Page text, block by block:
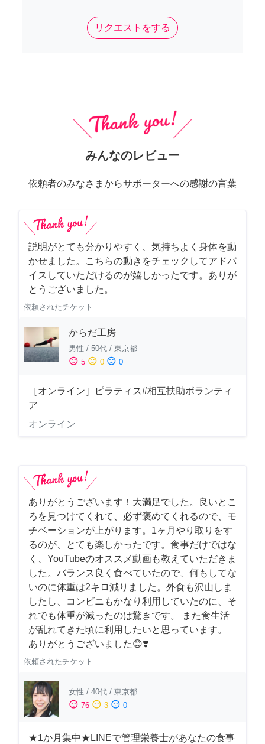
リクエストをする
みんなのレビュー
依頼者のみなさまからサポーターへの感謝の言葉
説明がとても分かりやすく、気持ちよく身体を動
かせました。こちらの動きをチェックしてアドバ
イスしていただけるのが嬉しかったです。ありが
とうございました。
依頼されたチケット
からだ工房
男性 / 50代 / 東京都
sentiment_satisfied 5 sentiment_neutral 0 sentiment_dissatisfied 0
［オンライン］ピラティス#相互扶助ボランティ
ア
オンライン
ありがとうございます！大満足でした。良いとこ
ろを見つけてくれて、必ず褒めてくれるので、モ
チベーションが上がります。1ヶ月やり取りをす
るのが、とても楽しかったです。食事だけではな
く、YouTubeのオススメ動画も教えていただきま
した。バランス良く食べていたので、何もしてな
いのに体重は2キロ減りました。外食も沢山しま
したし、コンビニもかなり利用していたのに、そ
れでも体重が減ったのは驚きです。 また食生活
が乱れてきた頃に利用したいと思っています。
ありがとうございました😊❣️
依頼されたチケット
女性 / 40代 / 東京都
sentiment_satisfied 76 sentiment_neutral 3 sentiment_dissatisfied 0
★1か月集中★LINEで管理栄養士があなたの食事